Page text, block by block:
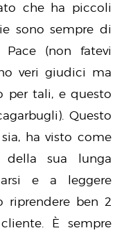
che ha piccoli
sono sempre di
(non fatevi
veri giudici ma
per tali, e questo
Questo
ha visto come
della sua lunga
e a leggere
riprendere ben 2
È sempre